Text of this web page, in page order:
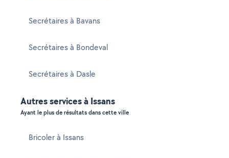
Secrétaires à Bavans
Secrétaires à Bondeval
Secrétaires à Dasle
Autres services à Issans
Ayant le plus de résultats dans cette ville
Bricoler à Issans